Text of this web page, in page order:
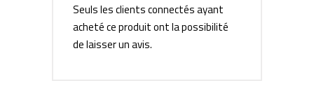
Seuls les clients connectés ayant
acheté ce produit ont la possibilité
de laisser un avis.